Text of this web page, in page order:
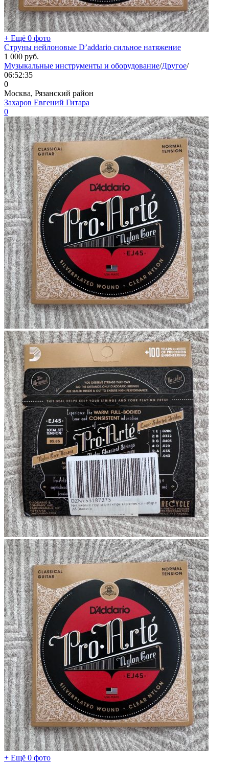
+ Ещё 0 фото
Струны нейлоновые D’addario сильное натяжение
1 000 руб.
Музыкальные инструменты и оборудование/Другое/
06:52:35
0
Москва, Рязанский район
Захаров Евгений Гитара
0
+ Ещё 0 фото